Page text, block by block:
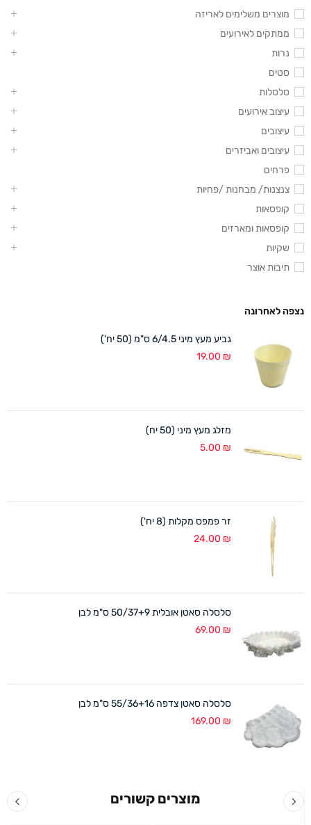
מוצרים משלימים לאריזה
ממתקים לאירועים
נרות
סטים
סלסלות
עיצוב אירועים
עיצובים
עיצובים ואביזרים
פרחים
צנצנות/ מבחנות /פחיות
קופסאות
קופסאות ומארזים
שקיות
תיבות אוצר
נצפה לאחרונה
גביע מעץ מיני 6/4.5 ס"מ (50 יח')
19.00 ₪
מזלג מעץ מיני (50 יח)
5.00 ₪
זר פמפס מקלות (8 יח')
24.00 ₪
סלסלה סאטן אובלית 50/37+9 ס"מ לבן
69.00 ₪
סלסלה סאטן צדפה 55/36+16 ס"מ לבן
169.00 ₪
מוצרים קשורים